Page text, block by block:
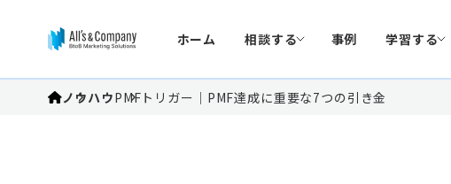
ホーム 相談する 事例 学習する
ノウハウPMFトリガー｜PMF達成に重要な7つの引き金